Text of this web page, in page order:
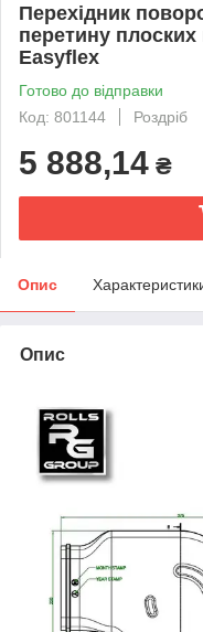
Перехідник
перетину плоских
Easyflex
Готово до відправки
Код: 801144
Роздріб
5 888,14 ₴
Опис
Опис